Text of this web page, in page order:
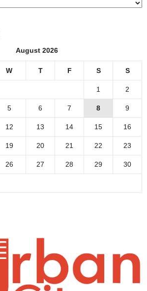
August 2026
W T F S S
1 2
5 6 7 8 9
12 13 14 15 16
19 20 21 22 23
26 27 28 29 30